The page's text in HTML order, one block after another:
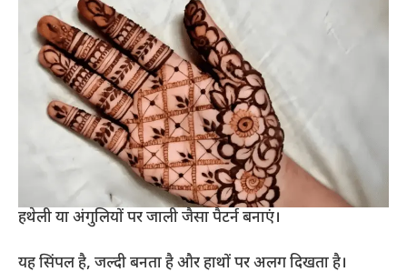
हथेली या अंगुलियों पर जाली जैसा पैटर्न बनाएं।
यह सिंपल है, जल्दी बनता है और हाथों पर अलग दिखता है।